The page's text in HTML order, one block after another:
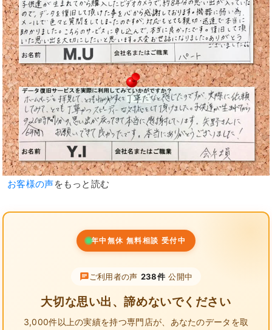
お客様の声をもっと読む
年中無休 無料相談 受付中
ご利用者の声 238件 公開中
大切な思い出、諦めないでください
3,000件以上の実績を持つ専門店が、 あなたのデータを取